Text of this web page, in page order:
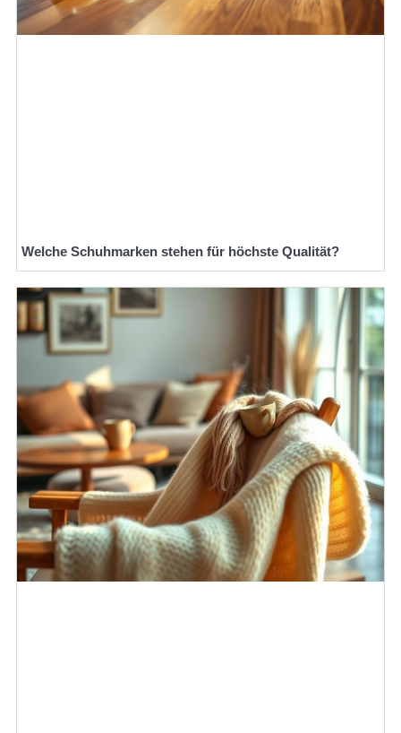
Welche Schuhmarken stehen für höchste Qualität?